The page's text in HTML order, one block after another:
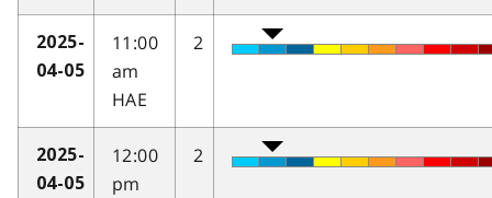
2025-
04-05
11:00
am
HAE
2
2025-
04-05
12:00
pm
2